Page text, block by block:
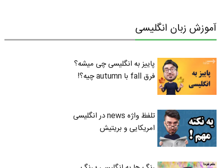
آموزش زبان انگلیسی
پاییز به انگلیسی چی میشه؟
فرق fall با autumn چیه؟!
تلفظ واژه news در انگلیسی
امریکایی و بریتیش